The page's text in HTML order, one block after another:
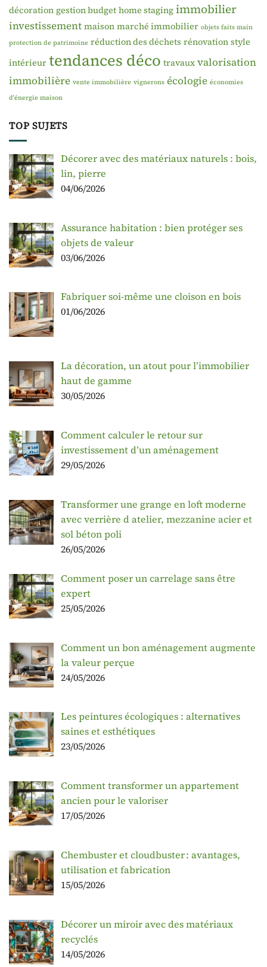
décoration gestion budget home staging immobilier
investissement maison marché immobilier objets faits main
protection de patrimoine réduction des déchets rénovation style
intérieur tendances déco travaux valorisation
immobilière vente immobilière vignerons écologie économies
d'énergie maison
TOP SUJETS
Décorer avec des matériaux naturels : bois,
lin, pierre
04/06/2026
Assurance habitation : bien protéger ses
objets de valeur
03/06/2026
Fabriquer soi-même une cloison en bois
01/06/2026
La décoration, un atout pour l’immobilier
haut de gamme
30/05/2026
Comment calculer le retour sur
investissement d’un aménagement
29/05/2026
Transformer une grange en loft moderne
avec verrière d atelier, mezzanine acier et
sol béton poli
26/05/2026
Comment poser un carrelage sans être
expert
25/05/2026
Comment un bon aménagement augmente
la valeur perçue
24/05/2026
Les peintures écologiques : alternatives
saines et esthétiques
23/05/2026
Comment transformer un appartement
ancien pour le valoriser
17/05/2026
Chembuster et cloudbuster : avantages,
utilisation et fabrication
15/05/2026
Décorer un miroir avec des matériaux
recyclés
14/05/2026